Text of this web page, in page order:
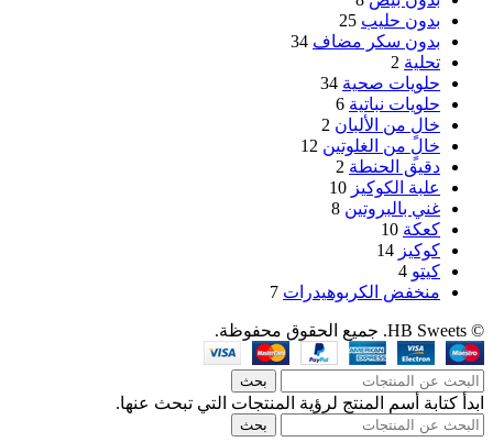
بدون حليب 25
بدون سكر مضاف 34
تحلية 2
حلويات صحية 34
حلويات نباتية 6
خالٍ من الألبان 2
خالٍ من الغلوتين 12
دقيق الحنطة 2
علبة الكوكيز 10
غني بالبروتين 8
كعكة 10
كوكيز 14
كيتو 4
منخفض الكربوهيدرات 7
© HB Sweets. جميع الحقوق محفوظة.
بحث
ابدأ كتابة أسم المنتج لرؤية المنتجات التي تبحث عنها.
بحث